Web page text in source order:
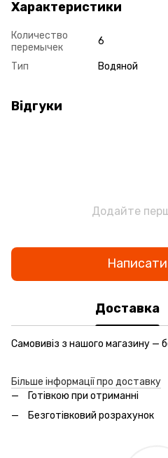
Характеристики
Количество
перемычек
6
Тип Водяной
Відгуки
Додайте
Написати
Доставка
Самовивіз з нашого магазину —
Більше інформації про доставку
Готівкою при отриманні
Безготівковий розрахунок